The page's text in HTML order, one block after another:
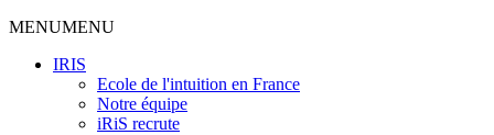
MENUMENU
IRIS
Ecole de l'intuition en France
Notre équipe
iRiS recrute